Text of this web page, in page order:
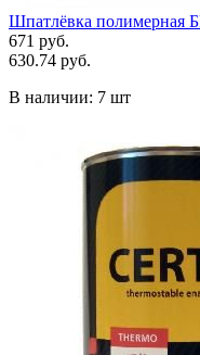
Шпатлёвка
671 руб.
630.74 руб.
В наличии: 7 шт